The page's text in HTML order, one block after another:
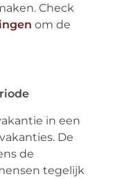
Check
om de
in een
De
de
tegelijk